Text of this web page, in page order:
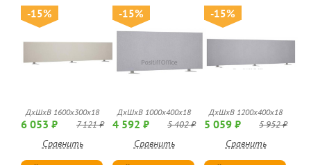
-15%
ДхШхВ 1600х300х18
6 053 ₽ 7 121 ₽
Сравнить
-15%
ДхШхВ 1000х400х18
4 592 ₽ 5 402 ₽
Сравнить
-15%
ДхШхВ 1200х400х18
5 059 ₽ 5 952 ₽
Сравнить